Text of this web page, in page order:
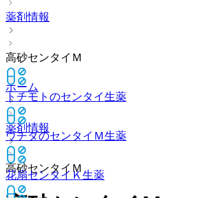
薬剤情報
高砂センタイＭ
トチモトのセンタイ生薬
ウチダのセンタイＭ生薬
花扇センタイＫ生薬
ホーム
薬剤情報
高砂センタイＭ